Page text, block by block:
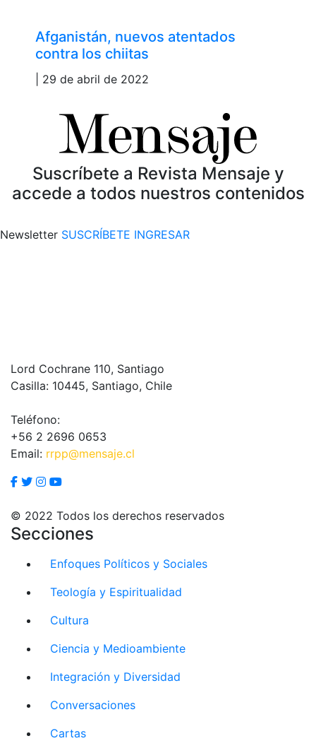
Afganistán, nuevos atentados
contra los chiitas
| 29 de abril de 2022
Suscríbete a Revista Mensaje y
accede a todos nuestros contenidos
Newsletter SUSCRÍBETE INGRESAR
Lord Cochrane 110, Santiago
Casilla: 10445, Santiago, Chile
Teléfono:
+56 2 2696 0653
Email: rrpp@mensaje.cl
© 2022 Todos los derechos reservados
Secciones
Enfoques Políticos y Sociales
Teología y Espiritualidad
Cultura
Ciencia y Medioambiente
Integración y Diversidad
Conversaciones
Cartas